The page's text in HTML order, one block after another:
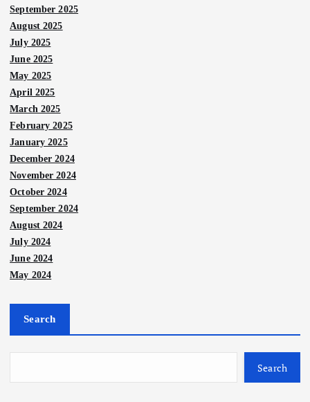
September 2025
August 2025
July 2025
June 2025
May 2025
April 2025
March 2025
February 2025
January 2025
December 2024
November 2024
October 2024
September 2024
August 2024
July 2024
June 2024
May 2024
Search
Search